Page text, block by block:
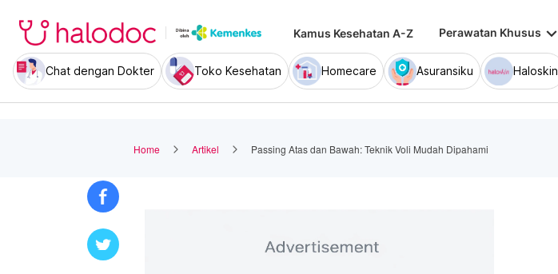
Kamus Kesehatan A-Z Perawatan Khusus keyboard_arrow_down
Chat dengan Dokter Toko Kesehatan Homecare Asuransiku Haloskin
Home Artikel Passing Atas dan Bawah: Teknik Voli Mudah Dipahami